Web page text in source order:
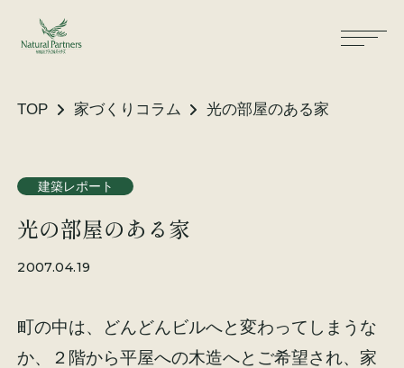
TOP 家づくりコラム 光の部屋のある家
建築レポート
光の部屋のある家
2007.04.19
町の中は、どんどんビルへと変わってしまうな
か、２階から平屋への木造へとご希望され、家
大工が建てる家
気候風土適応住宅
性能・素材